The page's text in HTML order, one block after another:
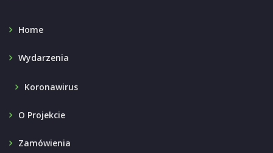
Home
Wydarzenia
Koronawirus
O Projekcie
Zamówienia